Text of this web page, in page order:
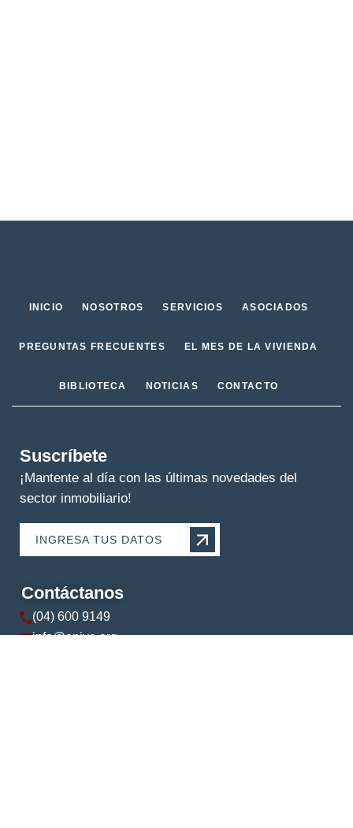
INICIO NOSOTROS SERVICIOS ASOCIADOS
PREGUNTAS FRECUENTES EL MES DE LA VIVIENDA
BIBLIOTECA NOTICIAS CONTACTO
Suscríbete
¡Mantente al día con las últimas novedades del
sector inmobiliario!
INGRESA TUS DATOS
Contáctanos
(04) 600 9149
info@apive.org